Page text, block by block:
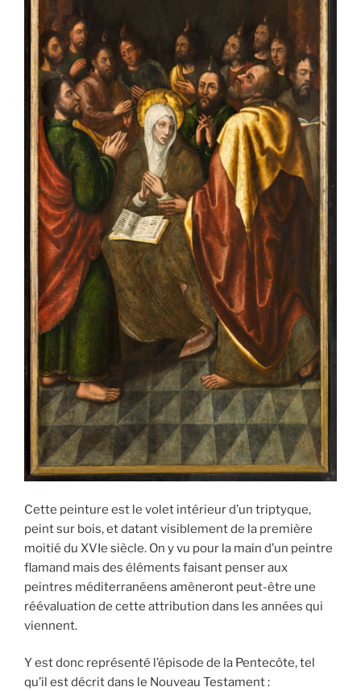
Cette peinture est le volet intérieur d’un triptyque,
peint sur bois, et datant visiblement de la première
moitié du XVIe siècle. On y vu pour la main d’un peintre
flamand mais des éléments faisant penser aux
peintres méditerranéens amèneront peut-être une
réévaluation de cette attribution dans les années qui
viennent.
Y est donc représenté l’épisode de la Pentecôte, tel
qu’il est décrit dans le Nouveau Testament :